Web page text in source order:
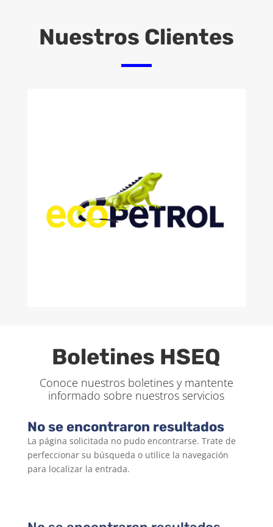
Nuestros Clientes
Boletines HSEQ
Conoce nuestros boletines y mantente
informado sobre nuestros servicios
No se encontraron resultados
La página solicitada no pudo encontrarse. Trate de
perfeccionar su búsqueda o utilice la navegación
para localizar la entrada.